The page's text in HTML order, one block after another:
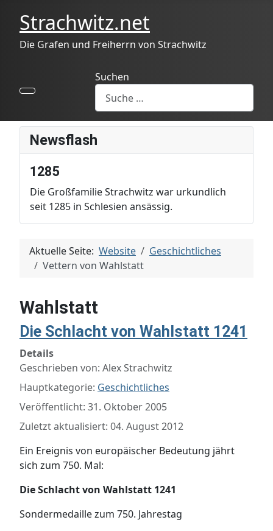
Strachwitz.net
Die Grafen und Freiherrn von Strachwitz
Suchen
Newsflash
1285
Die Großfamilie Strachwitz war urkundlich
seit 1285 in Schlesien ansässig.
Aktuelle Seite: Website
Geschichtliches
Vettern von Wahlstatt
Wahlstatt
Die Schlacht von Wahlstatt 1241
Details
Geschrieben von: Alex Strachwitz
Hauptkategorie: Geschichtliches
Veröffentlicht: 31. Oktober 2005
Zuletzt aktualisiert: 04. August 2012
Ein Ereignis von europäischer Bedeutung jährt
sich zum 750. Mal:
Die Schlacht von Wahlstatt 1241
Sondermedaille zum 750. Jahrestag